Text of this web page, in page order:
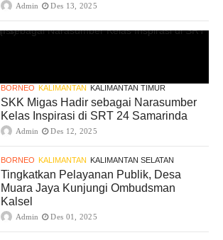
Admin Des 13, 2025
BORNEO KALIMANTAN KALIMANTAN TIMUR
SKK Migas Hadir sebagai Narasumber
Kelas Inspirasi di SRT 24 Samarinda
Admin Des 12, 2025
BORNEO KALIMANTAN KALIMANTAN SELATAN
Tingkatkan Pelayanan Publik, Desa
Muara Jaya Kunjungi Ombudsman
Kalsel
Admin Des 01, 2025